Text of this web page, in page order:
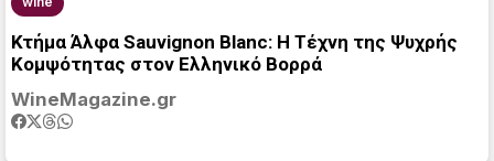
Κτήμα Άλφα Sauvignon Blanc: Η Τέχνη της Ψυχρής
Κομψότητας στον Ελληνικό Βορρά
WineMagazine.gr